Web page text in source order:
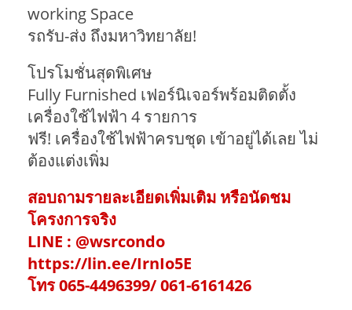
working Space
รถรับ-ส่ง ถึงมหาวิทยาลัย!
โปรโมชั่นสุดพิเศษ
Fully Furnished เฟอร์นิเจอร์พร้อมติดตั้ง
เครื่องใช้ไฟฟ้า 4 รายการ
ฟรี! เครื่องใช้ไฟฟ้าครบชุด เข้าอยู่ได้เลย ไม่
ต้องแต่งเพิ่ม
สอบถามรายละเอียดเพิ่มเติม หรือนัดชม
โครงการจริง
LINE : @wsrcondo
https://lin.ee/IrnIo5E
โทร 065-4496399/ 061-6161426